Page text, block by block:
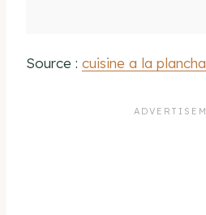
Source : cuisine a la plancha